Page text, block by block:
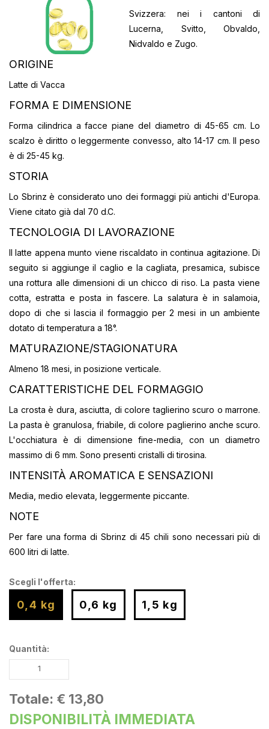
Svizzera: nei i cantoni di
Lucerna, Svitto, Obvaldo,
Nidvaldo e Zugo.
ORIGINE
Latte di Vacca
FORMA E DIMENSIONE
Forma cilindrica a facce piane del diametro di 45-65 cm. Lo
scalzo è diritto o leggermente convesso, alto 14-17 cm. Il peso
è di 25-45 kg.
STORIA
Lo Sbrinz è considerato uno dei formaggi più antichi d'Europa.
Viene citato già dal 70 d.C.
TECNOLOGIA DI LAVORAZIONE
Il latte appena munto viene riscaldato in continua agitazione. Di
seguito si aggiunge il caglio e la cagliata, presamica, subisce
una rottura alle dimensioni di un chicco di riso. La pasta viene
cotta, estratta e posta in fascere. La salatura è in salamoia,
dopo di che si lascia il formaggio per 2 mesi in un ambiente
dotato di temperatura a 18°.
MATURAZIONE/STAGIONATURA
Almeno 18 mesi, in posizione verticale.
CARATTERISTICHE DEL FORMAGGIO
La crosta è dura, asciutta, di colore taglierino scuro o marrone.
La pasta è granulosa, friabile, di colore paglierino anche scuro.
L'occhiatura è di dimensione fine-media, con un diametro
massimo di 6 mm. Sono presenti cristalli di tirosina.
INTENSITÀ AROMATICA E SENSAZIONI
Media, medio elevata, leggermente piccante.
NOTE
Per fare una forma di Sbrinz di 45 chili sono necessari più di
600 litri di latte.
Scegli l'offerta:
0,4 kg 0,6 kg 1,5 kg
Quantità:
Totale: € 13,80
DISPONIBILITÀ IMMEDIATA